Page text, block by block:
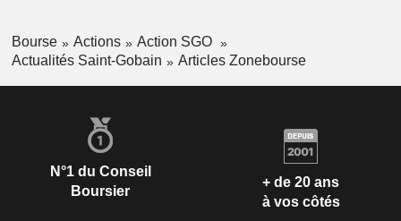
Bourse Actions
Action SGO
Actualités Saint-Gobain
Articles Zonebourse
N°1 du Conseil
Boursier
+ de 20 ans
à vos côtés